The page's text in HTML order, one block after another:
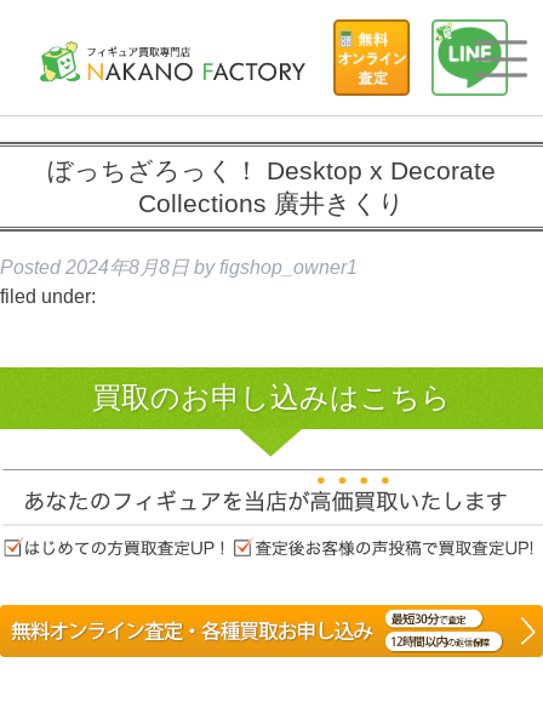
ぼっちざろっく！ Desktop x Decorate
Collections 廣井きくり
Posted 2024年8月8日 by figshop_owner1
filed under:
買取のお申し込みはこちら